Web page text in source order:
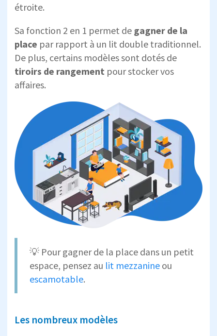
étroite.
Sa fonction 2 en 1 permet de gagner de la
place par rapport à un lit double traditionnel.
De plus, certains modèles sont dotés de
tiroirs de rangement pour stocker vos
affaires.
💡 Pour gagner de la place dans un petit
espace, pensez au lit mezzanine ou
escamotable.
Les nombreux modèles